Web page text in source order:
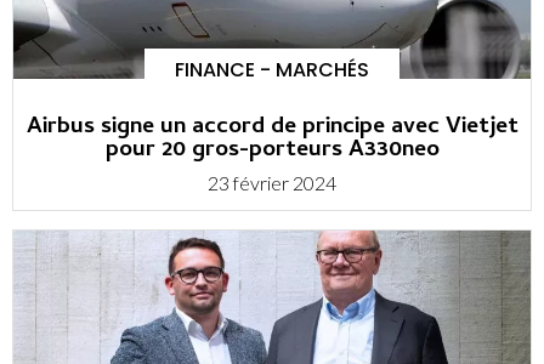
FINANCE - MARCHÉS
Airbus signe un accord de principe avec Vietjet
pour 20 gros-porteurs A330neo
23 février 2024